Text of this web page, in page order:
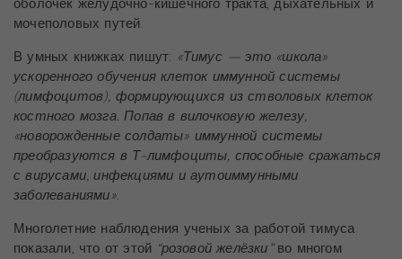
оболочек желудочно-кишечного тракта, дыхательных и
мочеполовых путей.
В умных книжках пишут: «Тимус — это «школа»
ускоренного обучения клеток иммунной системы
(лимфоцитов), формирующихся изстволовых клеток
костного мозга. Попав в вилочковую железу,
«новорожденные солдаты» иммунной системы
преобразуются в Т-лимфоциты, способные сражаться
с вирусами, инфекциями и аутоиммунными
заболеваниями».
Многолетние наблюдения ученых за работой тимуса
показали, что от этой “розовой желёзки” во многом